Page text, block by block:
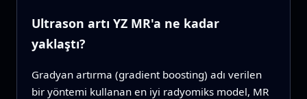
Ultrason artı YZ MR'a ne kadar
yaklaştı?
Gradyan artırma (gradient boosting) adı verilen
bir yöntemi kullanan en iyi radyomiks model, MR